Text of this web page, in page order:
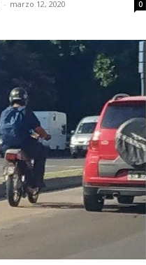
- marzo 12, 2020 0